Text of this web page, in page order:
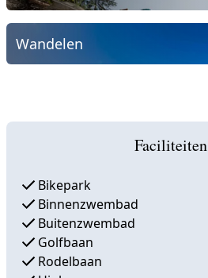
Wandelen
Faciliteiten
Bikepark
Binnenzwembad
Buitenzwembad
Golfbaan
Rodelbaan